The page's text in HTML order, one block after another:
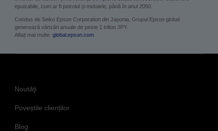
epuizabile, cum ar fi petrolul și metalele, până în anul 2050.
Condus de Seiko Epson Corporation din Japonia, Grupul Epson global
generează vânzări anuale de peste 1 trilion JPY.
Aflați mai multe: global.epson.com
Noutăţi
Poveștile clienților
Blog